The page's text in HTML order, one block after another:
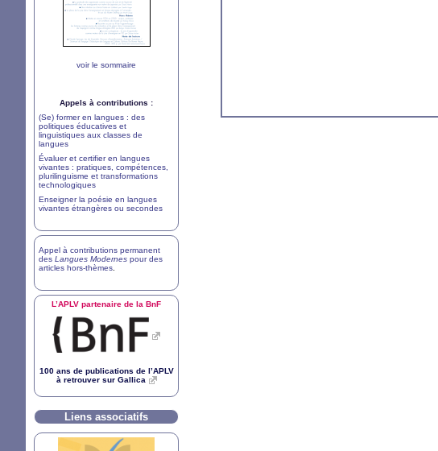
voir le sommaire
Appels à contributions :
(Se) former en langues : des
politiques éducatives et
linguistiques aux classes de
langues
Évaluer et certifier en langues
vivantes : pratiques, compétences,
plurilinguisme et transformations
technologiques
Enseigner la poésie en langues
vivantes étrangères ou secondes
Appel à contributions permanent
des Langues Modernes pour des
articles hors-thèmes
L’APLV partenaire de la BnF
100 ans de publications de l’APLV
à retrouver sur Gallica
Liens associatifs